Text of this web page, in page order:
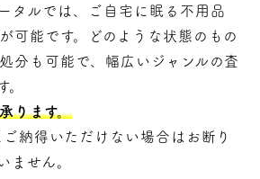
タルでは、ご自宅に眠る不用品
が可能です。どのような状態のもの
分も可能で、幅広いジャンルの査
。
ります。
納得いただけない場合はお断り
ません。